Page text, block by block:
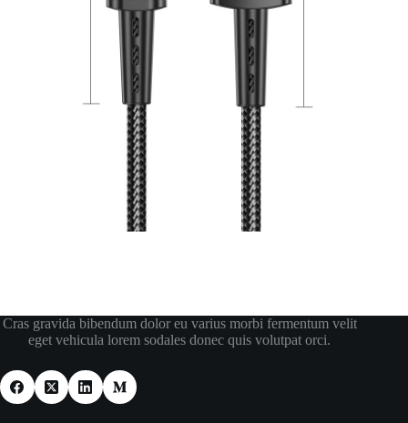
Cras gravida bibendum dolor eu varius morbi fermentum velit
eget vehicula lorem sodales donec quis volutpat orci.